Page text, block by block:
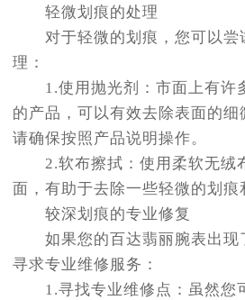
轻微划痕的处理
对于轻微的划痕，您可以尝
理：
1.使用抛光剂：市面上有许
的产品，可以有效去除表面的细
请确保按照产品说明操作。
2.软布擦拭：使用柔软无绒
面，有助于去除一些轻微的划痕
较深划痕的专业修复
如果您的百达翡丽腕表出现
寻求专业维修服务：
1.寻找专业维修点：虽然您